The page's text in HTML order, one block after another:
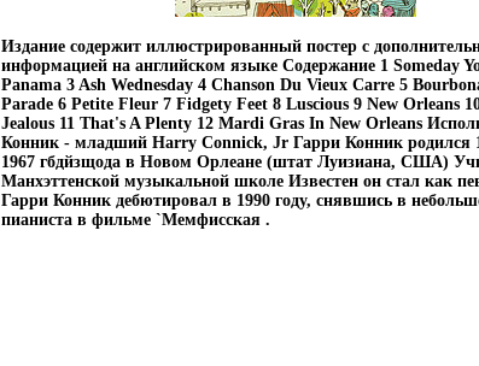
Издание содержит иллюстрированный постер с
информацией на английском языке Содержание 1 Someday
Panama 3 Ash Wednesday 4 Chanson Du Vieux Carre 5
Parade 6 Petite Fleur 7 Fidgety Feet 8 Luscious 9 New Orleans
Jealous 11 That's A Plenty 12 Mardi Gras In New Orleans
Конник - младший Harry Connick, Jr Гарри Конник родился
1967 гбдйзщода в Новом Орлеане (штат Луизиана, США)
Манхэттенской музыкальной школе Известен он стал как
Гарри Конник дебютировал в 1990 году, снявшись в
пианиста в фильме `Мемфисская .